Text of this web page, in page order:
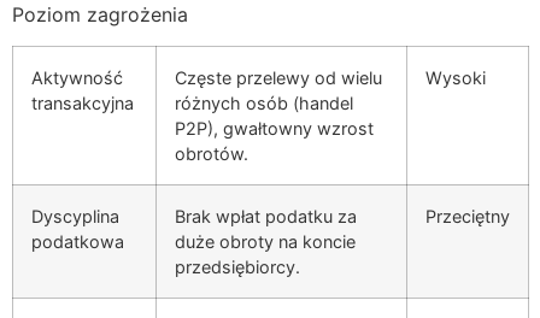
Poziom zagrożenia
Aktywność
transakcyjna
Częste przelewy od wielu
różnych osób (handel
P2P), gwałtowny wzrost
obrotów.
Wysoki
Dyscyplina
podatkowa
Brak wpłat podatku za
duże obroty na koncie
przedsiębiorcy.
Przeciętny